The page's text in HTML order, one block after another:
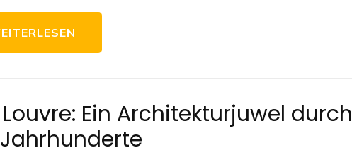
Ein Architekturjuwel durch